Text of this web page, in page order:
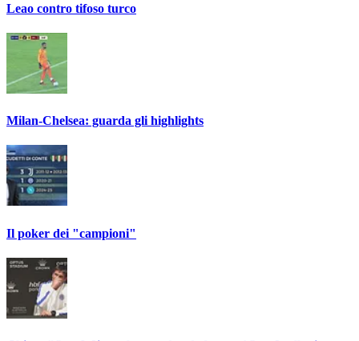
Leao contro tifoso turco
Milan-Chelsea: guarda gli highlights
Il poker dei "campioni"